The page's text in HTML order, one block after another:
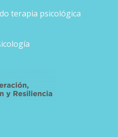
terapia psicológica